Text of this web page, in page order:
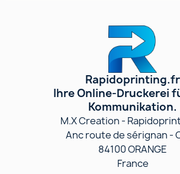
Rapidoprinting.fr
Ihre Online-Druckerei
Kommunikation.
M.X Creation -
Anc route de sérignan -
84100 ORANGE
France